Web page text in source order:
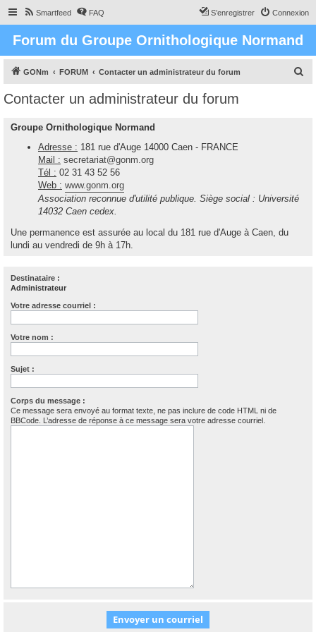
Smartfeed FAQ Connexion
S’enregistrer
Forum du Groupe Ornithologique Normand
GONm FORUM Contacter un administrateur du forum
Contacter un administrateur du forum
Groupe Ornithologique Normand
Adresse : 181 rue d'Auge 14000 Caen - FRANCE
Mail : secretariat@gonm.org
Tél : 02 31 43 52 56
Web : www.gonm.org
Association reconnue d'utilité publique. Siège social : Université
14032 Caen cedex.
Une permanence est assurée au local du 181 rue d'Auge à Caen, du
lundi au vendredi de 9h à 17h.
Destinataire :
Administrateur
Votre adresse courriel :
Votre nom :
Sujet :
Corps du message :
Ce message sera envoyé au format texte, ne pas inclure de code HTML ni de
BBCode. L’adresse de réponse à ce message sera votre adresse courriel.